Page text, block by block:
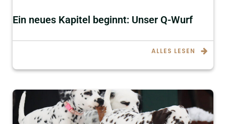
Ein neues Kapitel beginnt: Unser Q-Wurf
ALLES LESEN